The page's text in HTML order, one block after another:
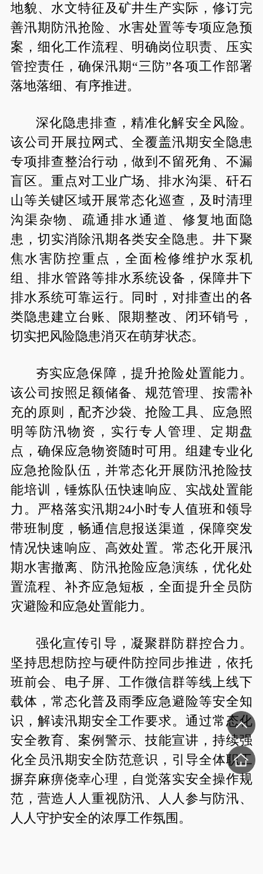
地貌、水文特征及矿井生产实际，修订完
善汛期防汛抢险、水害处置等专项应急预
案，细化工作流程、明确岗位职责、压实
管控责任，确保汛期“三防”各项工作部署
落地落细、有序推进。
深化隐患排查，精准化解安全风险。
该公司开展拉网式、全覆盖汛期安全隐患
专项排查整治行动，做到不留死角、不漏
盲区。重点对工业广场、排水沟渠、矸石
山等关键区域开展常态化巡查，及时清理
沟渠杂物、疏通排水通道、修复地面隐
患，切实消除汛期各类安全隐患。井下聚
焦水害防控重点，全面检修维护水泵机
组、排水管路等排水系统设备，保障井下
排水系统可靠运行。同时，对排查出的各
类隐患建立台账、限期整改、闭环销号，
切实把风险隐患消灭在萌芽状态。
夯实应急保障，提升抢险处置能力。
该公司按照足额储备、规范管理、按需补
充的原则，配齐沙袋、抢险工具、应急照
明等防汛物资，实行专人管理、定期盘
点，确保应急物资随时可用。组建专业化
应急抢险队伍，并常态化开展防汛抢险技
能培训，锤炼队伍快速响应、实战处置能
力。严格落实汛期24小时专人值班和领导
带班制度，畅通信息报送渠道，保障突发
情况快速响应、高效处置。常态化开展汛
期水害撤离、防汛抢险应急演练，优化处
置流程、补齐应急短板，全面提升全员防
灾避险和应急处置能力。
强化宣传引导，凝聚群防群控合力。
坚持思想防控与硬件防控同步推进，依托
班前会、电子屏、工作微信群等线上线下
载体，常态化普及雨季应急避险等安全知
识，解读汛期安全工作要求。通过常态化
安全教育、案例警示、技能宣讲，持续强
化全员汛期安全防范意识，引导全体职工
摒弃麻痹侥幸心理，自觉落实安全操作规
范，营造人人重视防汛、人人参与防汛、
人人守护安全的浓厚工作氛围。